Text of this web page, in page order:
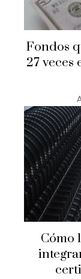
Fondos
27
Cómo